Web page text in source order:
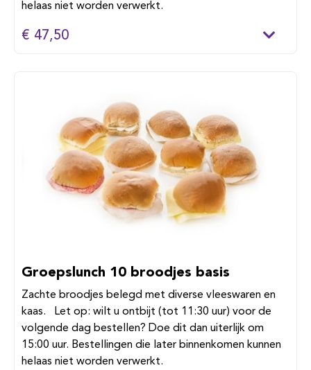
helaas niet worden verwerkt.
€ 47,50
Groepslunch 10 broodjes basis
Zachte broodjes belegd met diverse vleeswaren en
kaas. Let op: wilt u ontbijt (tot 11:30 uur) voor de
volgende dag bestellen? Doe dit dan uiterlijk om
15:00 uur. Bestellingen die later binnenkomen kunnen
helaas niet worden verwerkt.